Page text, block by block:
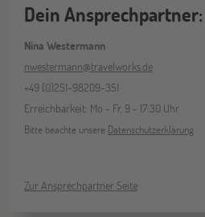
Dein Ansprechpartner:
Nina Westermann
nwestermann@travelworks.de
+49 (0)251-98209-351
Erreichbarkeit: Mo - Fr, 9 - 17:30 Uhr
Bitte beachte unsere Datenschutzerklärung
Zur Ansprechpartner Seite